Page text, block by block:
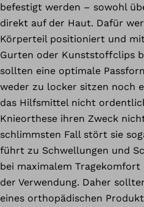
befestigt werden – sowohl
direkt auf der Haut. Dafür
Körperteil positioniert und
Gurten oder Kunststoffclips
sollten eine optimale
weder zu locker sitzen noch
das Hilfsmittel nicht
Knieorthese ihren Zweck
schlimmsten Fall stört sie
führt zu Schwellungen und
bei maximalem Tragekomfort
der Verwendung. Daher
eines orthopädischen